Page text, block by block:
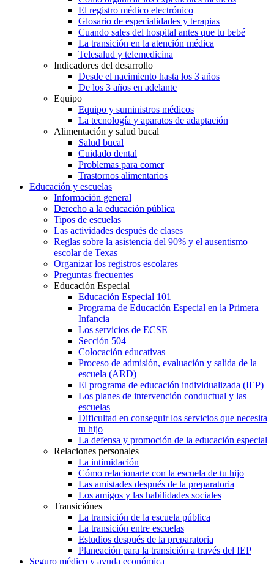
El registro médico electrónico
Glosario de especialidades y terapias
Cuando sales del hospital antes que tu bebé
La transición en la atención médica
Telesalud y telemedicina
Indicadores del desarrollo
Desde el nacimiento hasta los 3 años
De los 3 años en adelante
Equipo
Equipo y suministros médicos
La tecnología y aparatos de adaptación
Alimentación y salud bucal
Salud bucal
Cuidado dental
Problemas para comer
Trastornos alimentarios
Educación y escuelas
Información general
Derecho a la educación pública
Tipos de escuelas
Las actividades después de clases
Reglas sobre la asistencia del 90% y el ausentismo
escolar de Texas
Organizar los registros escolares
Preguntas frecuentes
Educación Especial
Educación Especial 101
Programa de Educación Especial en la Primera
Infancia
Los servicios de ECSE
Sección 504
Colocación educativas
Proceso de admisión, evaluación y salida de la
escuela (ARD)
El programa de educación individualizada (IEP)
Los planes de intervención conductual y las
escuelas
Dificultad en conseguir los servicios que necesita
tu hijo
La defensa y promoción de la educación especial
Relaciones personales
La intimidación
Cómo relacionarte con la escuela de tu hijo
Las amistades después de la preparatoria
Los amigos y las habilidades sociales
Transiciónes
La transición de la escuela pública
La transición entre escuelas
Estudios después de la preparatoria
Planeación para la transición a través del IEP
Seguro médico y ayuda económica